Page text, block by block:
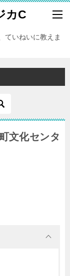
カC
ていねいに教えま
文化センタ